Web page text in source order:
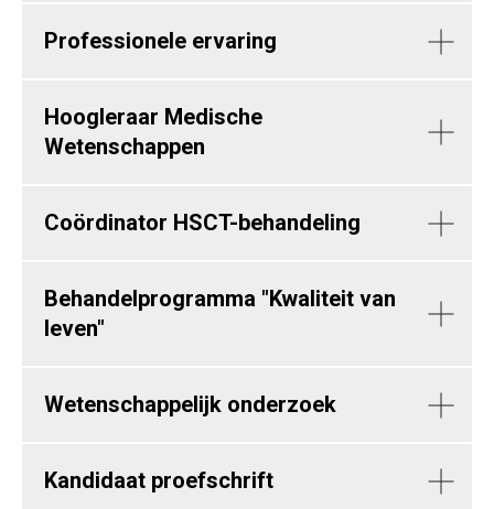
Professionele ervaring
Hoogleraar Medische
Wetenschappen
Coördinator HSCT-behandeling
Behandelprogramma "Kwaliteit van
leven"
Wetenschappelijk onderzoek
Kandidaat proefschrift